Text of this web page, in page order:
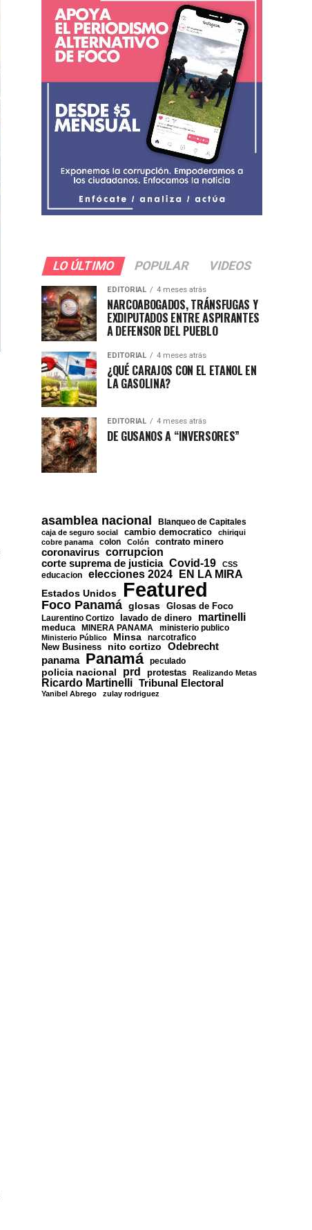
LO ÚLTIMO POPULAR VIDEOS
EDITORIAL 4 meses atrás
NARCOABOGADOS, TRÁNSFUGAS Y
EXDIPUTADOS ENTRE ASPIRANTES
A DEFENSOR DEL PUEBLO
EDITORIAL 4 meses atrás
¿QUÉ CARAJOS CON EL ETANOL EN
LA GASOLINA?
EDITORIAL 4 meses atrás
DE GUSANOS A “INVERSORES”
asamblea nacional Blanqueo de Capitales
caja de seguro social cambio democratico
chiriqui
cobre panama
colon Colón contrato minero
coronavirus corrupcion
corte suprema de justicia Covid-19 CSS
educacion elecciones 2024 EN LA MIRA
Estados Unidos Featured
Foco Panamá glosas Glosas de Foco
Laurentino Cortizo lavado de dinero martinelli
meduca MINERA PANAMA ministerio publico
Ministerio Público Minsa
narcotrafico
New Business
nito cortizo Odebrecht
panama Panamá peculado
policia nacional prd protestas Realizando Metas
Ricardo Martinelli Tribunal Electoral
Yanibel Abrego zulay rodriguez